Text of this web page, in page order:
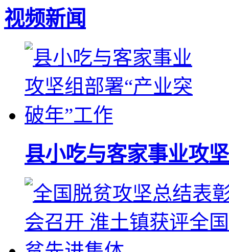
视频新闻
县小吃与客家事业攻